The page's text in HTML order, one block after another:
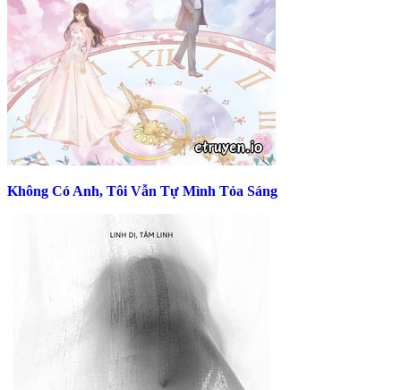
Không Có Anh, Tôi Vẫn Tự Mình Tỏa Sáng